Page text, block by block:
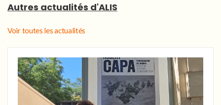
Autres actualités d'ALIS
Voir toutes les actualités